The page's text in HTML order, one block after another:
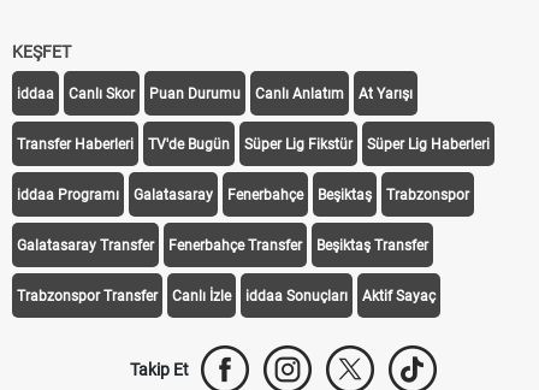
KEŞFET
iddaa Canlı Skor Puan Durumu Canlı Anlatım At Yarışı
Transfer Haberleri TV'de Bugün Süper Lig Fikstür Süper Lig Haberleri
iddaa Programı Galatasaray Fenerbahçe Beşiktaş Trabzonspor
Galatasaray Transfer Fenerbahçe Transfer Beşiktaş Transfer
Trabzonspor Transfer Canlı İzle iddaa Sonuçları Aktif Sayaç
Takip Et